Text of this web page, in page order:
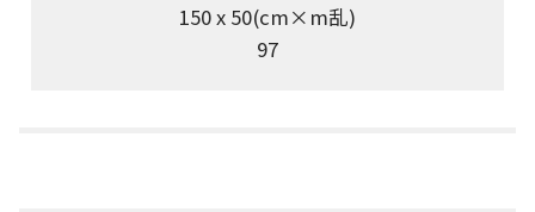
150 x 50(cm×m乱)
97